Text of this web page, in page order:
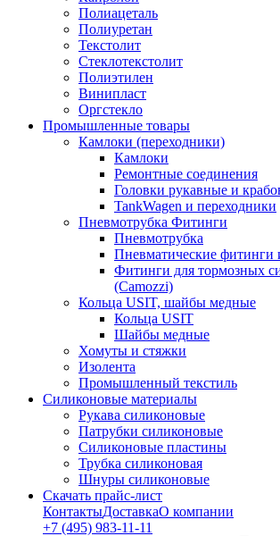
Полиацеталь
Полиуретан
Текстолит
Стеклотекстолит
Полиэтилен
Винипласт
Оргстекло
Промышленные товары
Камлоки (переходники)
Камлоки
Ремонтные соединения
Головки рукавные и
TankWagen и переходники
Пневмотрубка Фитинги
Пневмотрубка
Пневматические
Фитинги для тормозных
(Camozzi)
Кольца USIT, шайбы медные
Кольца USIT
Шайбы медные
Хомуты и стяжки
Изолента
Промышленный текстиль
Силиконовые материалы
Рукава силиконовые
Патрубки силиконовые
Силиконовые пластины
Трубка силиконовая
Шнуры силиконовые
Скачать прайс-лист
КонтактыДоставкаО компании
+7 (495) 983-11-11